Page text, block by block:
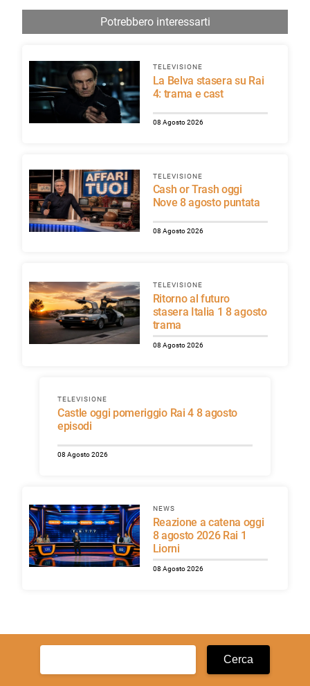
Potrebbero interessarti
TELEVISIONE
La Belva stasera su Rai
4: trama e cast
08 Agosto 2026
TELEVISIONE
Cash or Trash oggi
Nove 8 agosto puntata
08 Agosto 2026
TELEVISIONE
Ritorno al futuro
stasera Italia 1 8 agosto
trama
08 Agosto 2026
TELEVISIONE
Castle oggi pomeriggio Rai 4 8 agosto
episodi
08 Agosto 2026
NEWS
Reazione a catena oggi
8 agosto 2026 Rai 1
Liorni
08 Agosto 2026
Ricerca